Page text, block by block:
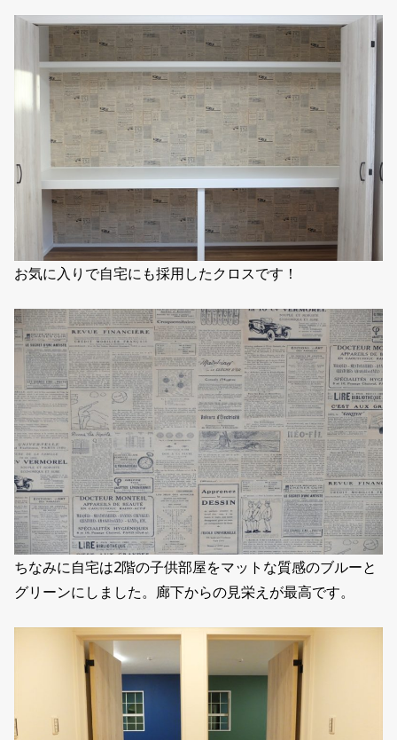
お気に入りで自宅にも採用したクロスです！
ちなみに自宅は2階の子供部屋をマットな質感のブルーと
グリーンにしました。廊下からの見栄えが最高です。